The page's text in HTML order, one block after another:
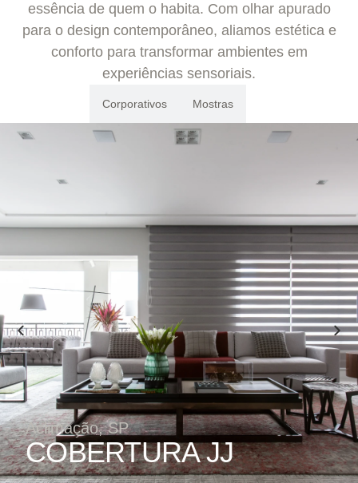
essência de quem o habita. Com olhar apurado
para o design contemporâneo, aliamos estética e
conforto para transformar ambientes em
experiências sensoriais.
Corporativos Mostras
Aclimação, SP
COBERTURA JJ